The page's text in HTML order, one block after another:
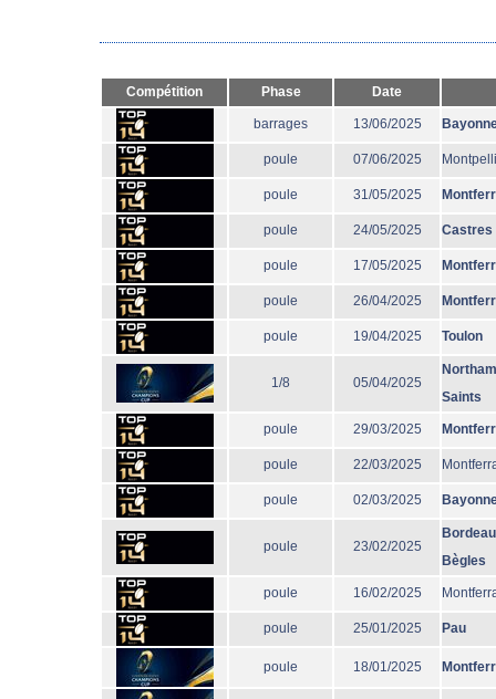
Compétition Phase Date
barrages 13/06/2025
poule 07/06/2025
poule 31/05/2025
poule 24/05/2025 Castres
poule 17/05/2025
poule 26/04/2025
poule 19/04/2025 Toulon
1/8 05/04/2025
Saints
poule 29/03/2025
poule 22/03/2025
poule 02/03/2025
poule 23/02/2025
Bègles
poule 16/02/2025
poule 25/01/2025 Pau
poule 18/01/2025